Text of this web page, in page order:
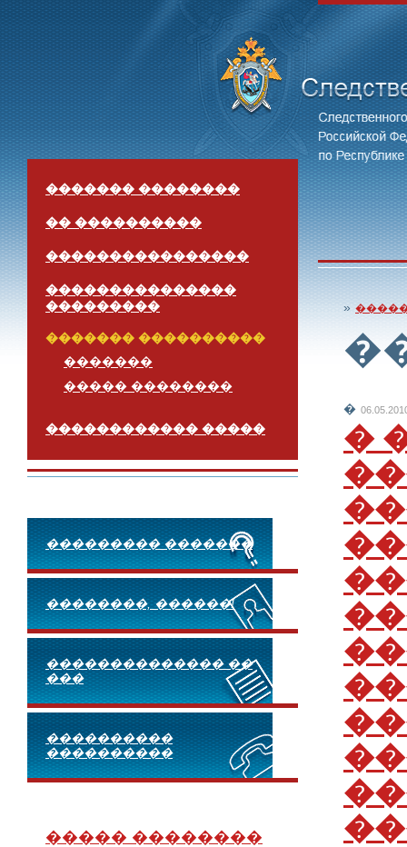
������� ��������
�� ����������
����������������
���������������
���������
������� ����������
�������
����� ��������
������������ �����
��������� �������
��������, ������!
�������������� ��
���
����������
����������
����� ��������
»
�
�